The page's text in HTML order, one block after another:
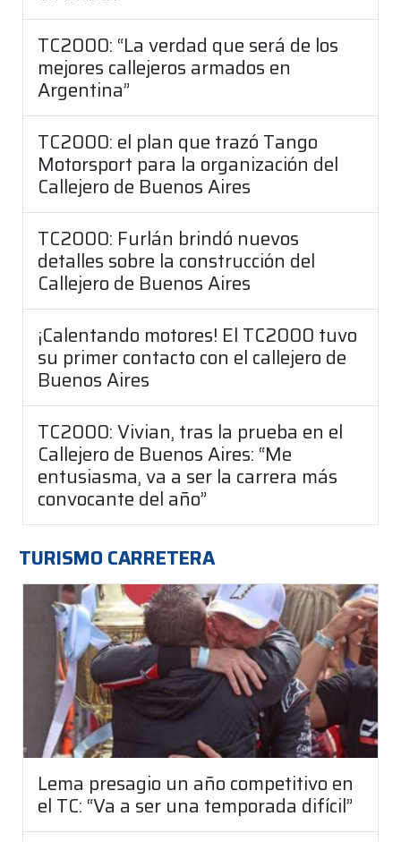
TC2000: “La verdad que será de los
mejores callejeros armados en
Argentina”
TC2000: el plan que trazó Tango
Motorsport para la organización del
Callejero de Buenos Aires
TC2000: Furlán brindó nuevos
detalles sobre la construcción del
Callejero de Buenos Aires
¡Calentando motores! El TC2000 tuvo
su primer contacto con el callejero de
Buenos Aires
TC2000: Vivian, tras la prueba en el
Callejero de Buenos Aires: “Me
entusiasma, va a ser la carrera más
convocante del año”
TURISMO CARRETERA
Lema presagio un año competitivo en
el TC: “Va a ser una temporada difícil”